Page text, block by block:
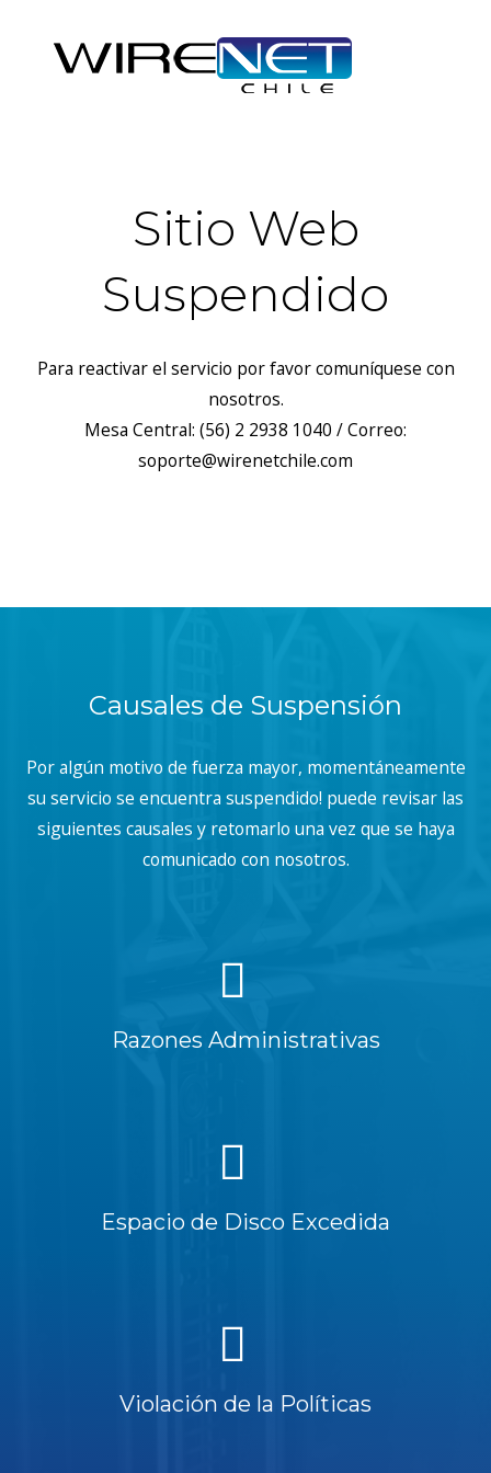
Sitio Web
Suspendido
Para reactivar el servicio por favor comuníquese con
nosotros.
Mesa Central: (56) 2 2938 1040 / Correo:
soporte@wirenetchile.com
Causales de Suspensión
Por algún motivo de fuerza mayor, momentáneamente
su servicio se encuentra suspendido! puede revisar las
siguientes causales y retomarlo una vez que se haya
comunicado con nosotros.
Razones Administrativas
Espacio de Disco Excedida
Violación de la Políticas